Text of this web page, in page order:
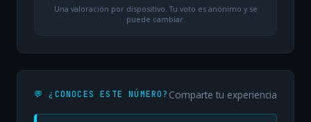
Una valoración por dispositivo. Tu voto es anónimo y se
puede cambiar.
💬 ¿CONOCES ESTE NÚMERO? Comparte tu experiencia